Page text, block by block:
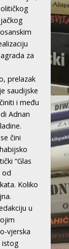
za
prelazak
saudijske
i među
Adnan
čini
“Glas
od
Koliko
u
vjerska
istog